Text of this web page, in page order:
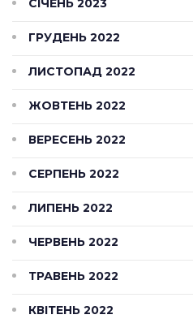
СІЧЕНЬ 2023
ГРУДЕНЬ 2022
ЛИСТОПАД 2022
ЖОВТЕНЬ 2022
ВЕРЕСЕНЬ 2022
СЕРПЕНЬ 2022
ЛИПЕНЬ 2022
ЧЕРВЕНЬ 2022
ТРАВЕНЬ 2022
КВІТЕНЬ 2022